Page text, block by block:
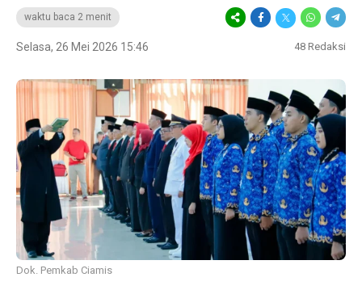
waktu baca 2 menit
Selasa, 26 Mei 2026 15:46 48 Redaksi
Dok. Pemkab Ciamis